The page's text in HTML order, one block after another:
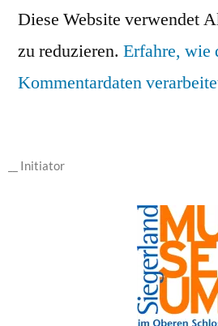
Diese Website verwendet
zu reduzieren. Erfahre, wie
Kommentardaten
__ Initiator